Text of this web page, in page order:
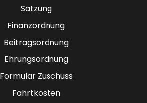
Satzung
Finanzordnung
Beitragsordnung
Ehrungsordnung
Formular Zuschuss
Fahrtkosten